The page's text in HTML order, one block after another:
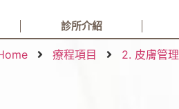
診所介紹
療程項目 2. 皮膚管理